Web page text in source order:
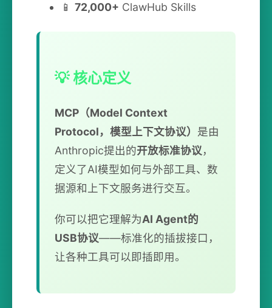
📱 72,000+ ClawHub Skills
💡 核心定义
MCP（Model Context
Protocol，模型上下文协议） 是由
Anthropic提出的开放标准协议，
定义了AI模型如何与外部工具、数
据源和上下文服务进行交互。
你可以把它理解为AI Agent的
USB协议——标准化的插拔接口，
让各种工具可以即插即用。